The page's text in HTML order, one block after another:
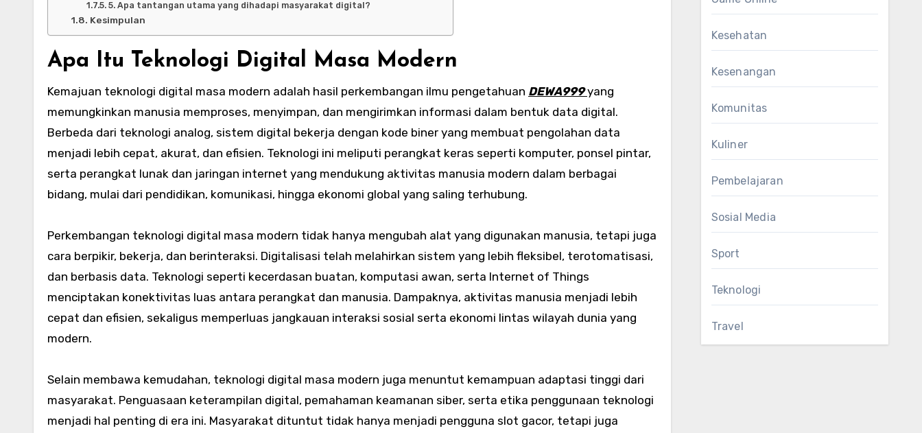
5. Apa tantangan utama yang dihadapi masyarakat digital?
Kesimpulan
Apa Itu Teknologi Digital Masa Modern
Kemajuan teknologi digital masa modern adalah hasil perkembangan ilmu pengetahuan DEWA999yang
memungkinkan manusia memproses, menyimpan, dan mengirimkan informasi dalam bentuk data digital.
Berbeda dari teknologi analog, sistem digital bekerja dengan kode biner yang membuat pengolahan data
menjadi lebih cepat, akurat, dan efisien. Teknologi ini meliputi perangkat keras seperti komputer, ponsel pintar,
serta perangkat lunak dan jaringan internet yang mendukung aktivitas manusia modern dalam berbagai
bidang, mulai dari pendidikan, komunikasi, hingga ekonomi global yang saling terhubung.
Perkembangan teknologi digital masa modern tidak hanya mengubah alat yang digunakan manusia, tetapi juga
cara berpikir, bekerja, dan berinteraksi. Digitalisasi telah melahirkan sistem yang lebih fleksibel, terotomatisasi,
dan berbasis data. Teknologi seperti kecerdasan buatan, komputasi awan, serta Internet of Things
menciptakan konektivitas luas antara perangkat dan manusia. Dampaknya, aktivitas manusia menjadi lebih
cepat dan efisien, sekaligus memperluas jangkauan interaksi sosial serta ekonomi lintas wilayah dunia yang
modern.
Selain membawa kemudahan, teknologi digital masa modern juga menuntut kemampuan adaptasi tinggi dari
masyarakat. Penguasaan keterampilan digital, pemahaman keamanan siber, serta etika penggunaan teknologi
menjadi hal penting di era ini. Masyarakat dituntut tidak hanya menjadi pengguna slot gacor, tetapi juga
Kesehatan
Kesenangan
Komunitas
Kuliner
Pembelajaran
Sosial Media
Sport
Teknologi
Travel